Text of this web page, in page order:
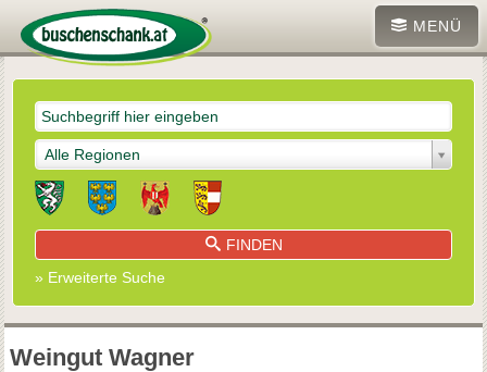
MENÜ
Alle Regionen
FINDEN
» Erweiterte Suche
Weingut Wagner